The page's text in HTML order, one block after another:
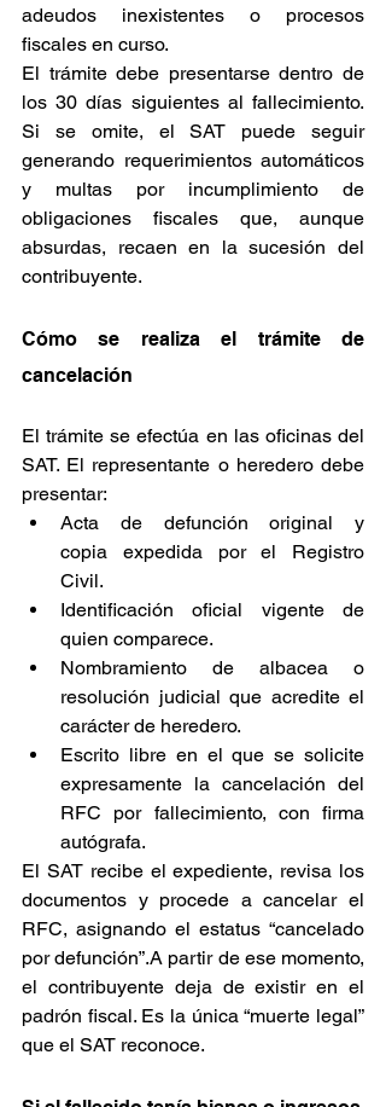
adeudos inexistentes o procesos
fiscales en curso.
El trámite debe presentarse dentro de
los 30 días siguientes al fallecimiento.
Si se omite, el SAT puede seguir
generando requerimientos automáticos
y multas por incumplimiento de
obligaciones fiscales que, aunque
absurdas, recaen en la sucesión del
contribuyente.
Cómo se realiza el trámite de
cancelación
El trámite se efectúa en las oficinas del
SAT. El representante o heredero debe
presentar:
Acta de defunción original y
copia expedida por el Registro
Civil.
Identificación oficial vigente de
quien comparece.
Nombramiento de albacea o
resolución judicial que acredite el
carácter de heredero.
Escrito libre en el que se solicite
expresamente la cancelación del
RFC por fallecimiento, con firma
autógrafa.
El SAT recibe el expediente, revisa los
documentos y procede a cancelar el
RFC, asignando el estatus “cancelado
por defunción”.A partir de ese momento,
el contribuyente deja de existir en el
padrón fiscal. Es la única “muerte legal”
que el SAT reconoce.